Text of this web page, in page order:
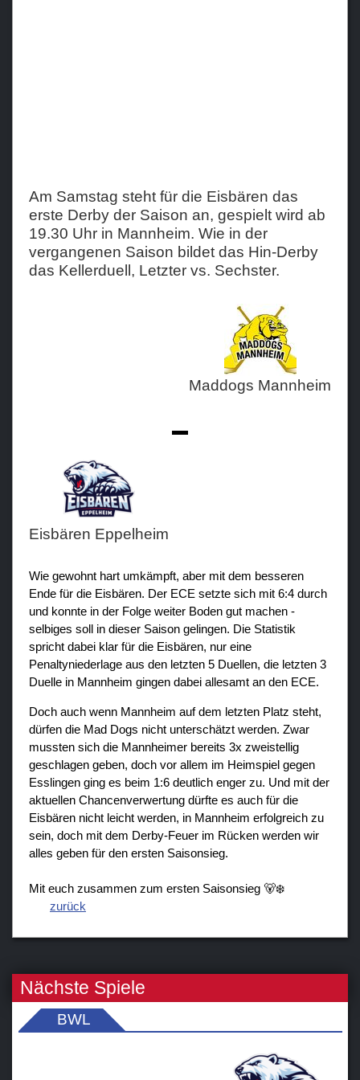
Am Samstag steht für die Eisbären das
erste Derby der Saison an, gespielt wird ab
19.30 Uhr in Mannheim. Wie in der
vergangenen Saison bildet das Hin-Derby
das Kellerduell, Letzter vs. Sechster.
Maddogs Mannheim
-
Eisbären Eppelheim
Wie gewohnt hart umkämpft, aber mit dem besseren
Ende für die Eisbären. Der ECE setzte sich mit 6:4 durch
und konnte in der Folge weiter Boden gut machen -
selbiges soll in dieser Saison gelingen. Die Statistik
spricht dabei klar für die Eisbären, nur eine
Penaltyniederlage aus den letzten 5 Duellen, die letzten 3
Duelle in Mannheim gingen dabei allesamt an den ECE.
Doch auch wenn Mannheim auf dem letzten Platz steht,
dürfen die Mad Dogs nicht unterschätzt werden. Zwar
mussten sich die Mannheimer bereits 3x zweistellig
geschlagen geben, doch vor allem im Heimspiel gegen
Esslingen ging es beim 1:6 deutlich enger zu. Und mit der
aktuellen Chancenverwertung dürfte es auch für die
Eisbären nicht leicht werden, in Mannheim erfolgreich zu
sein, doch mit dem Derby-Feuer im Rücken werden wir
alles geben für den ersten Saisonsieg.
Mit euch zusammen zum ersten Saisonsieg 🐻‍❄️
zurück
Nächste Spiele
BWL